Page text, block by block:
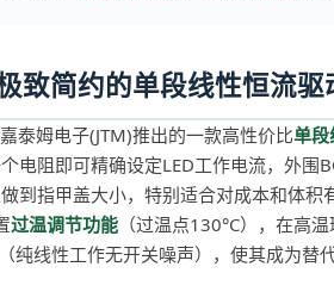
致简约的单段线性恒流驱
泰姆电子(JTM)推出的一款高性价比单段
电阻即可精确设定LED工作电流，外
到指甲盖大小，特别适合对成本和体
过温调节功能 （过温点130°C），在高
纯线性工作无开关噪声），使其成为